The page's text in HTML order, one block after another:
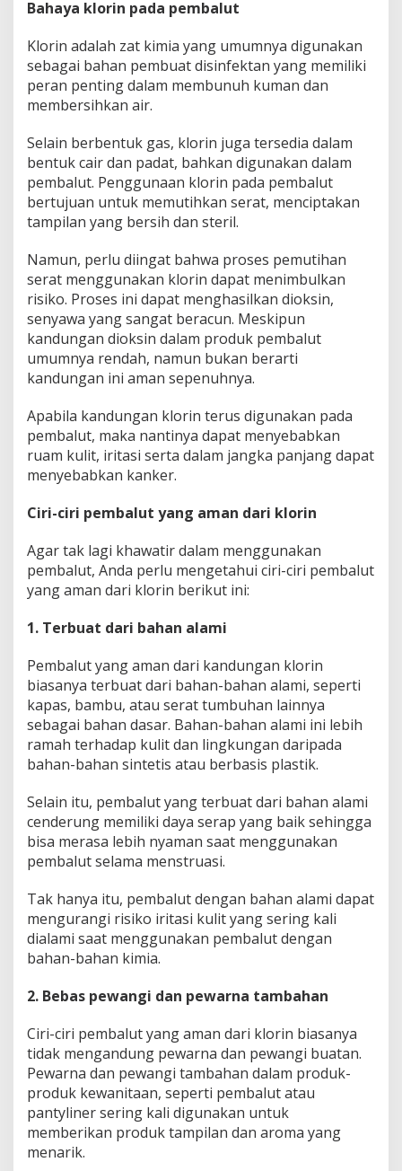
Bahaya klorin pada pembalut
Klorin adalah zat kimia yang umumnya digunakan
sebagai bahan pembuat disinfektan yang memiliki
peran penting dalam membunuh kuman dan
membersihkan air.
Selain berbentuk gas, klorin juga tersedia dalam
bentuk cair dan padat, bahkan digunakan dalam
pembalut. Penggunaan klorin pada pembalut
bertujuan untuk memutihkan serat, menciptakan
tampilan yang bersih dan steril.
Namun, perlu diingat bahwa proses pemutihan
serat menggunakan klorin dapat menimbulkan
risiko. Proses ini dapat menghasilkan dioksin,
senyawa yang sangat beracun. Meskipun
kandungan dioksin dalam produk pembalut
umumnya rendah, namun bukan berarti
kandungan ini aman sepenuhnya.
Apabila kandungan klorin terus digunakan pada
pembalut, maka nantinya dapat menyebabkan
ruam kulit, iritasi serta dalam jangka panjang dapat
menyebabkan kanker.
Ciri-ciri pembalut yang aman dari klorin
Agar tak lagi khawatir dalam menggunakan
pembalut, Anda perlu mengetahui ciri-ciri pembalut
yang aman dari klorin berikut ini:
1. Terbuat dari bahan alami
Pembalut yang aman dari kandungan klorin
biasanya terbuat dari bahan-bahan alami, seperti
kapas, bambu, atau serat tumbuhan lainnya
sebagai bahan dasar. Bahan-bahan alami ini lebih
ramah terhadap kulit dan lingkungan daripada
bahan-bahan sintetis atau berbasis plastik.
Selain itu, pembalut yang terbuat dari bahan alami
cenderung memiliki daya serap yang baik sehingga
bisa merasa lebih nyaman saat menggunakan
pembalut selama menstruasi.
Tak hanya itu, pembalut dengan bahan alami dapat
mengurangi risiko iritasi kulit yang sering kali
dialami saat menggunakan pembalut dengan
bahan-bahan kimia.
2. Bebas pewangi dan pewarna tambahan
Ciri-ciri pembalut yang aman dari klorin biasanya
tidak mengandung pewarna dan pewangi buatan.
Pewarna dan pewangi tambahan dalam produk-
produk kewanitaan, seperti pembalut atau
pantyliner sering kali digunakan untuk
memberikan produk tampilan dan aroma yang
menarik.